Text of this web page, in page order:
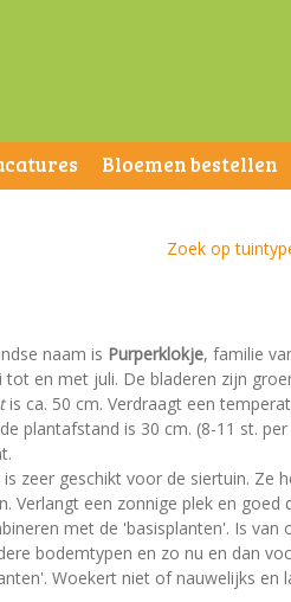
Bloemen bestellen
Zoek op
naam is Purperklokje, familie
tot en met juli. De bladeren zijn
is ca. 50 cm. Verdraagt een
plantafstand is 30 cm. (8-11 st.
is zeer geschikt voor de siertuin. Ze
Verlangt een zonnige plek en
met de 'basisplanten'. Is
bodemtypen en zo nu en dan
Woekert niet of nauwelijks en